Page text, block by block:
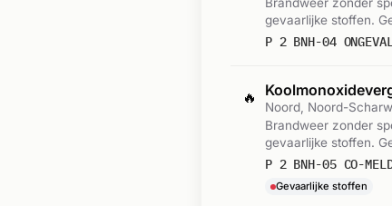
gevaarlijke stoffen.
🔥
Noord, Noord-
Brandweer zonder
gevaarlijke stoffen.
P 2 BNH-05 CO-
Gevaarlijke stoffen